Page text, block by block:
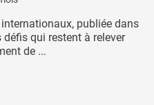
internationaux, publiée dans
qui restent à relever
de ...